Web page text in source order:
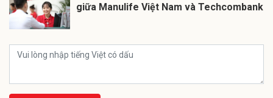
giữa Manulife Việt Nam và Techcombank